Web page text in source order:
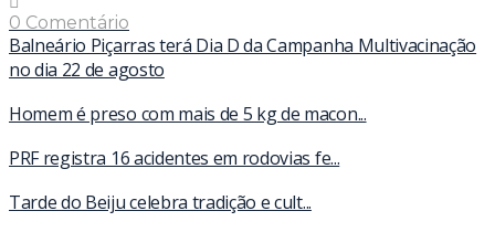
0 Comentário
Balneário Piçarras terá Dia D da Campanha Multivacinação
no dia 22 de agosto
Homem é preso com mais de 5 kg de macon...
PRF registra 16 acidentes em rodovias fe...
Tarde do Beiju celebra tradição e cult...